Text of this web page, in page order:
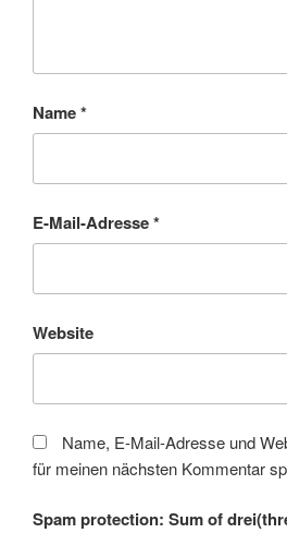
Name*
E-Mail-Adresse*
Website
Name, E-Mail-Adresse und
für meinen nächsten Kommentar
Spam protection: Sum of